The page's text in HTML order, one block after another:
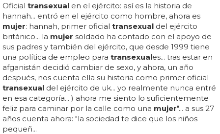
Oficial transexual en el ejército: así es la historia de
hannah... entró en el ejército como hombre, ahora es
mujer: hannah, primer oficial transexual del ejército
británico... la mujer soldado ha contado con el apoyo de
sus padres y también del ejército, que desde 1999 tiene
una política de empleo para transexuales... tras estar en
afganistán decidió cambiar de sexo, y ahora, un año
después, nos cuenta ella su historia como primer oficial
transexual del ejército de uk... yo realmente nunca entré
en esa categoría... ) ahora me siento lo suficientemente
feliz para caminar por la calle como una mujer"... a sus 27
años cuenta ahora: "la sociedad te dice que los niños
pequeñ...